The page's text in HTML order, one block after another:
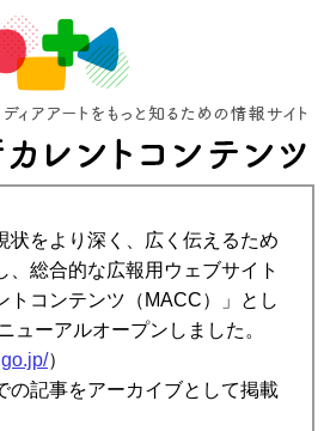
状をより深く、広く伝えるため
、総合的な広報用ウェブサイト
トコンテンツ（MACC）」とし
ューアルオープンしました。
）
の記事をアーカイブとして掲載